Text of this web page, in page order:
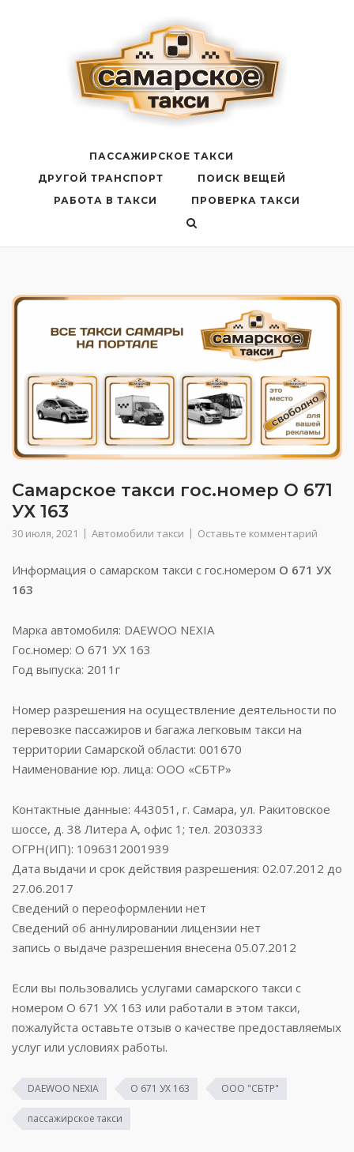
ПАССАЖИРСКОЕ ТАКСИ
ДРУГОЙ ТРАНСПОРТ
ПОИСК ВЕЩЕЙ
РАБОТА В ТАКСИ
ПРОВЕРКА ТАКСИ
Самарское такси гос.номер О 671
УХ 163
30 июля, 2021 Автомобили такси Оставьте комментарий
Информация о самарском такси с гос.номером О 671 УХ
163
Марка автомобиля: DAEWOO NEXIA
Гос.номер: О 671 УХ 163
Год выпуска: 2011г
Номер разрешения на осуществление деятельности по
перевозке пассажиров и багажа легковым такси на
территории Самарской области: 001670
Наименование юр. лица: ООО «СБТР»
Контактные данные: 443051, г. Самара, ул. Ракитовское
шоссе, д. 38 Литера А, офис 1; тел. 2030333
ОГРН(ИП): 1096312001939
Дата выдачи и срок действия разрешения: 02.07.2012 до
27.06.2017
Сведений о переоформлении нет
Сведений об аннулировании лицензии нет
запись о выдаче разрешения внесена 05.07.2012
Если вы пользовались услугами самарского такси с
номером О 671 УХ 163 или работали в этом такси,
пожалуйста оставьте отзыв о качестве предоставляемых
услуг или условиях работы.
DAEWOO NEXIA О 671 УХ 163 ООО "СБТР"
пассажирское такси